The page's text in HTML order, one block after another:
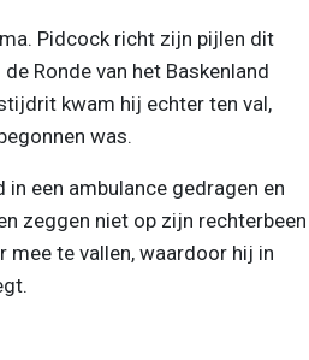
Pidcock richt zijn pijlen dit
Ronde van het Baskenland
kwam hij echter ten val,
was.
een ambulance gedragen en
zeggen niet op zijn rechterbeen
mee te vallen, waardoor hij in